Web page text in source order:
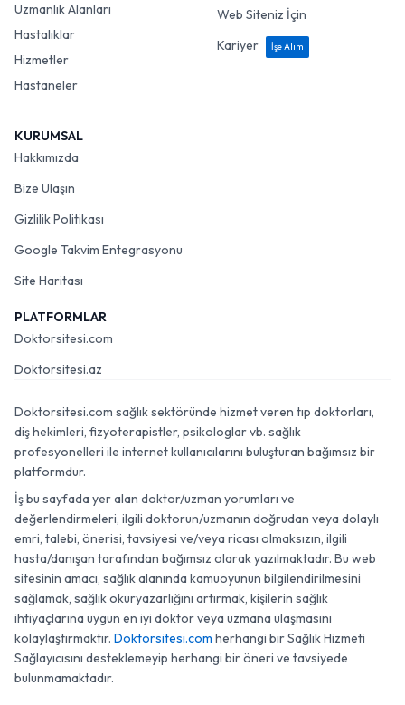
Uzmanlık Alanları
Hastalıklar
Hizmetler
Hastaneler
Web Siteniz İçin
Kariyer
İşe Alım
KURUMSAL
Hakkımızda
Bize Ulaşın
Gizlilik Politikası
Google Takvim Entegrasyonu
Site Haritası
PLATFORMLAR
Doktorsitesi.com
Doktorsitesi.az
Doktorsitesi.com sağlık sektöründe hizmet veren tıp doktorları,
diş hekimleri, fizyoterapistler, psikologlar vb. sağlık
profesyonelleri ile internet kullanıcılarını buluşturan bağımsız bir
platformdur.
İş bu sayfada yer alan doktor/uzman yorumları ve
değerlendirmeleri, ilgili doktorun/uzmanın doğrudan veya dolaylı
emri, talebi, önerisi, tavsiyesi ve/veya ricası olmaksızın, ilgili
hasta/danışan tarafından bağımsız olarak yazılmaktadır. Bu web
sitesinin amacı, sağlık alanında kamuoyunun bilgilendirilmesini
sağlamak, sağlık okuryazarlığını artırmak, kişilerin sağlık
ihtiyaçlarına uygun en iyi doktor veya uzmana ulaşmasını
kolaylaştırmaktır. Doktorsitesi.com herhangi bir Sağlık Hizmeti
Sağlayıcısını desteklemeyip herhangi bir öneri ve tavsiyede
bulunmamaktadır.